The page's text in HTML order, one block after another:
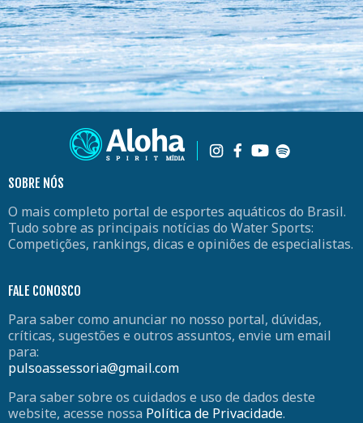
SOBRE NÓS
O mais completo portal de esportes aquáticos do Brasil.
Tudo sobre as principais notícias do Water Sports:
Competições, rankings, dicas e opiniões de especialistas.
FALE CONOSCO
Para saber como anunciar no nosso portal, dúvidas,
críticas, sugestões e outros assuntos, envie um email
para:
pulsoassessoria@gmail.com
Para saber sobre os cuidados e uso de dados deste
website, acesse nossa Política de Privacidade.